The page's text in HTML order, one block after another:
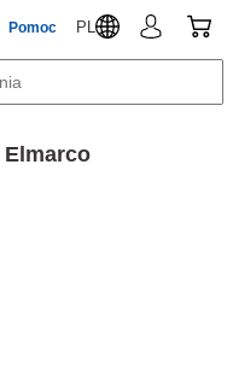
Pomoc PL
Elmarco